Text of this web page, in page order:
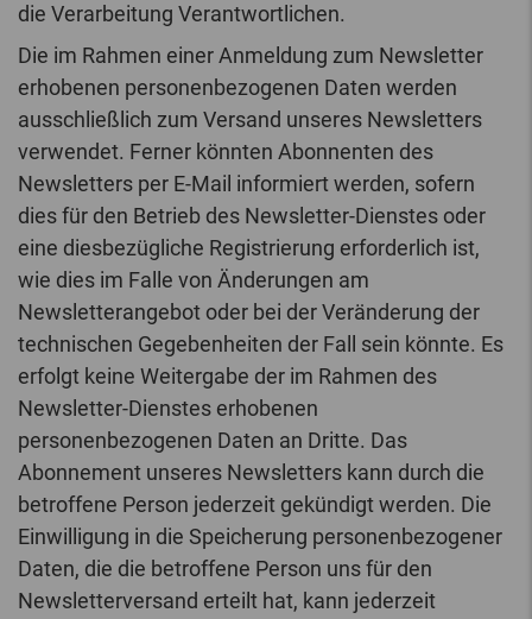
die Verarbeitung Verantwortlichen.
Die im Rahmen einer Anmeldung zum Newsletter
erhobenen personenbezogenen Daten werden
ausschließlich zum Versand unseres Newsletters
verwendet. Ferner könnten Abonnenten des
Newsletters per E-Mail informiert werden, sofern
dies für den Betrieb des Newsletter-Dienstes oder
eine diesbezügliche Registrierung erforderlich ist,
wie dies im Falle von Änderungen am
Newsletterangebot oder bei der Veränderung der
technischen Gegebenheiten der Fall sein könnte. Es
erfolgt keine Weitergabe der im Rahmen des
Newsletter-Dienstes erhobenen
personenbezogenen Daten an Dritte. Das
Abonnement unseres Newsletters kann durch die
betroffene Person jederzeit gekündigt werden. Die
Einwilligung in die Speicherung personenbezogener
Daten, die die betroffene Person uns für den
Newsletterversand erteilt hat, kann jederzeit